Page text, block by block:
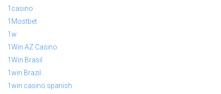
1casino
1Mostbet
1w
1Win AZ Casino
1Win Brasil
1win Brazil
1win casino spanish